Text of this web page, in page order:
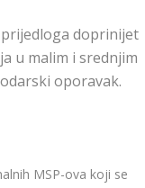
prijedloga doprinijet
u malim i srednjim
oporavak.
MSP-ova koji se